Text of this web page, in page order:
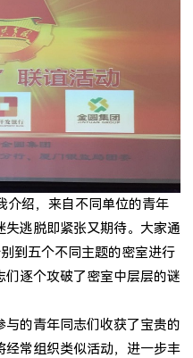
介绍，来自不同单位的青年
逃脱即紧张又期待。大家通
到五个不同主题的密室进行
逐个攻破了密室中层层的谜
的青年同志们收获了宝贵的
常组织类似活动，进一步丰